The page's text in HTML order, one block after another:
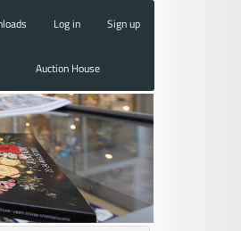
Log in Sign up
Auction House